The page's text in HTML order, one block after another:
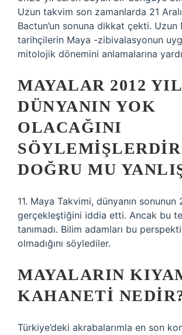
Uzun takvim son zamanlarda 21
Bactun’un sonuna dikkat çekti.
tarihçilerin Maya -zibivalasyonun
mitolojik dönemini anlamalarına
MAYALAR 2012
DÜNYANIN YOK
OLACAĞINI
SÖYLEMIŞLERDIR
DOĞRU MU
11. Maya Takvimi, dünyanın sonunun
gerçekleştiğini iddia etti. Ancak bu
tanımadı. Bilim adamları bu
olmadığını söylediler.
MAYALARIN
KAHANETI
Türkiye’deki akrabalarımla en son